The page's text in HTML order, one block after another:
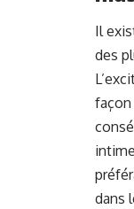
Il
des
façon
dans